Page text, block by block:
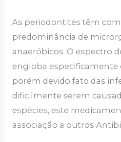
As periodontites têm
predominância de
anaeróbicos. O espectro
engloba especificamente
porém devido fato das
dificilmente serem
espécies, este
associação a outros